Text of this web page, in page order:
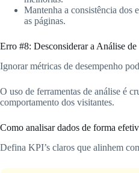
Mantenha a consistência dos
as páginas.
Erro #8: Desconsiderar a Análise de
Ignorar métricas de desempenho
O uso de ferramentas de análise é
comportamento dos visitantes.
Como analisar dados de forma
Defina KPI’s claros que alinhem